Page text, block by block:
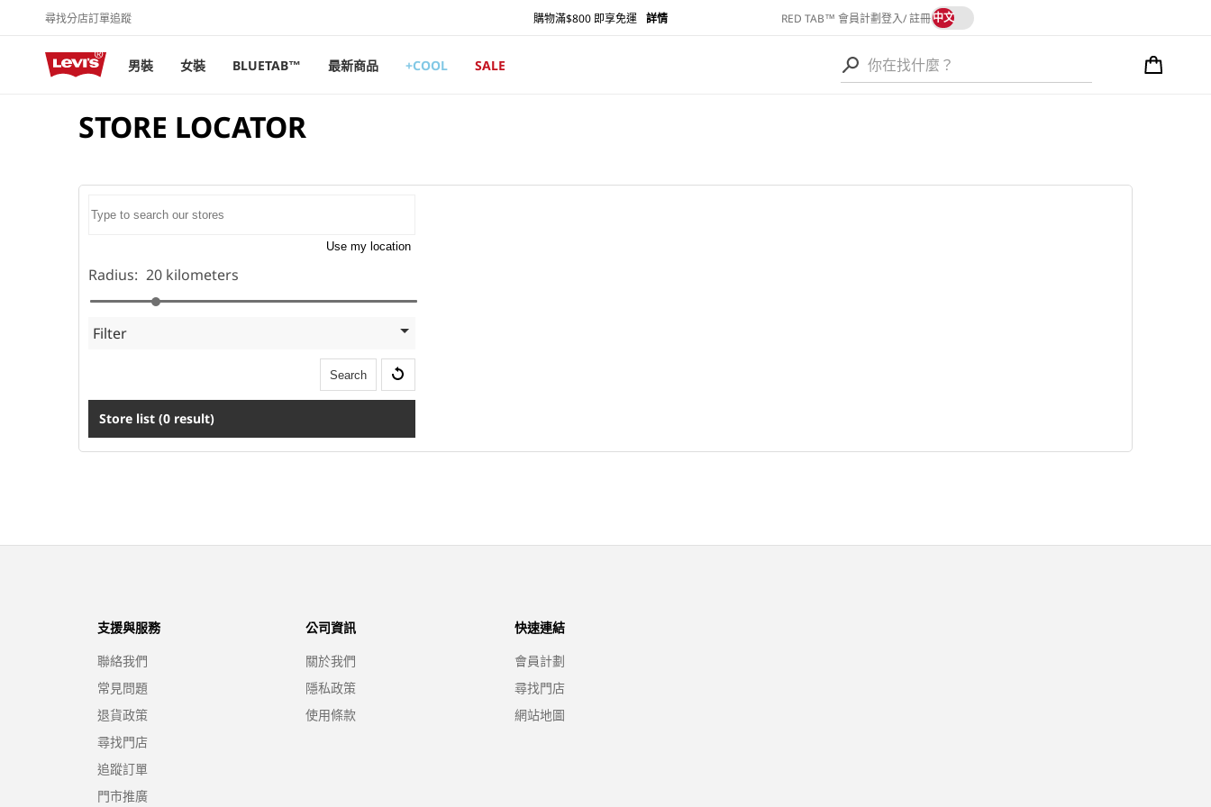
跳至內容
尋找分店訂單追蹤 購物滿$800 即享免運 詳情 RED TAB™ 會員計劃登入/ 註冊語
中文
語
物
男裝 女裝 BLUETAB™ 最新商品 +COOL SALE
STORE LOCATOR
Use my location
Radius: 20 kilometers
Filter
Search
Store list (0 result)
支援與服務
聯絡我們
常見問題
退貨政策
尋找門店
追蹤訂單
門市推廣
公司資訊
關於我們
隱私政策
使用條款
快速連結
會員計劃
尋找門店
網站地圖